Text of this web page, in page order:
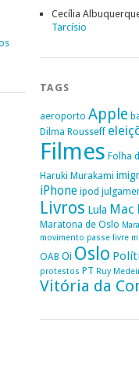
Cecília
Tarcísio
TAGS
aeroporto Apple
Dilma Rousseff
Filmes Folha
Haruki Murakami
iPhone ipod
Livros Lula Mac
Maratona de Oslo
movimento passe livre
OAB Oi Oslo
protestos PT Ruy
Vitória da